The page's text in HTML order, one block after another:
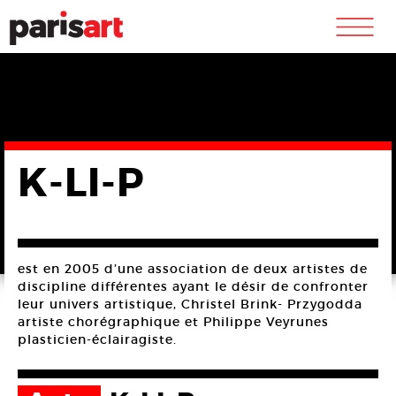
m
K-LI-P
est en 2005 d’une association de deux artistes de
discipline différentes ayant le désir de confronter
leur univers artistique, Christel Brink- Przygodda
artiste chorégraphique et Philippe Veyrunes
plasticien-éclairagiste.